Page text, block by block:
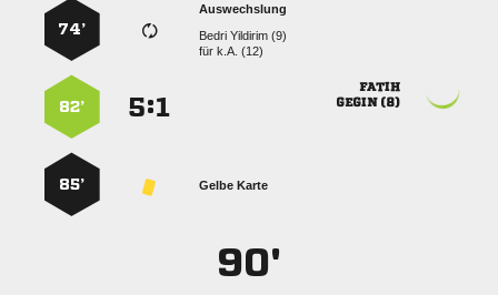
Auswechslung
  
fürk.A. (12)
74’

 
:
82’
Gelbe Karte
85’
90'